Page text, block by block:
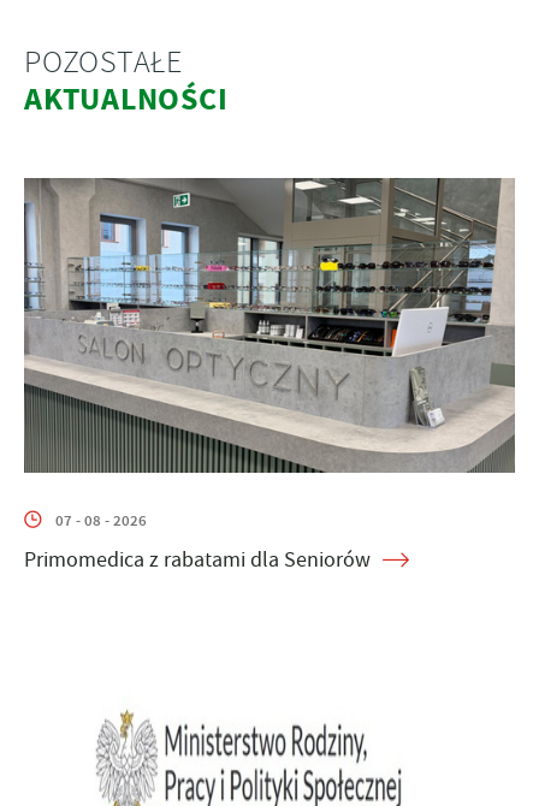
POZOSTAŁE
AKTUALNOŚCI
07 - 08 - 2026
Primomedica z rabatami dla Seniorów